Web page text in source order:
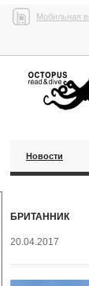
Мобильная
Новости
БРИТАННИК
20.04.2017